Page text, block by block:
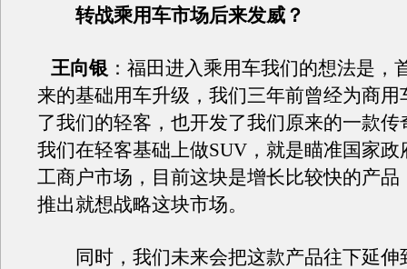
转战乘用车市场后来发威？
王向银 ：福田进入乘用车我们的想法是，
来的基础用车升级，我们三年前曾经为商用
了我们的轻客，也开发了我们原来的一款传
我们在轻客基础上做SUV，就是瞄准国家政
工商户市场，目前这块是增长比较快的产品
推出就想战略这块市场。
同时，我们未来会把这款产品往下延伸